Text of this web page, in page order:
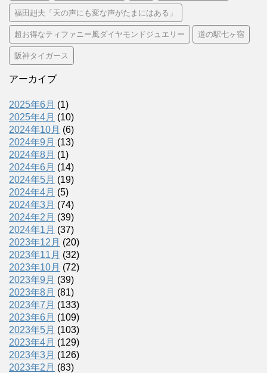
福田赳夫「天の声にも変な声がたまにはある」
超お得なティファニー風ダイヤモンドジュエリー 道の駅七ヶ宿
阪神タイガース
アーカイブ
2025年6月 (1)
2025年4月 (10)
2024年10月 (6)
2024年9月 (13)
2024年8月 (1)
2024年6月 (14)
2024年5月 (19)
2024年4月 (5)
2024年3月 (74)
2024年2月 (39)
2024年1月 (37)
2023年12月 (20)
2023年11月 (32)
2023年10月 (72)
2023年9月 (39)
2023年8月 (81)
2023年7月 (133)
2023年6月 (109)
2023年5月 (103)
2023年4月 (129)
2023年3月 (126)
2023年2月 (83)